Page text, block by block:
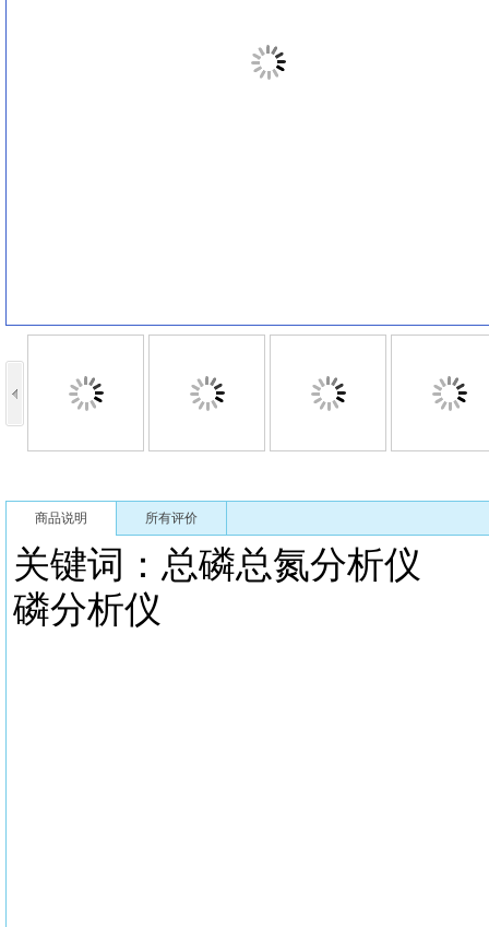
商品说明 所有评价
关键词：总磷总氮分析
磷分析仪